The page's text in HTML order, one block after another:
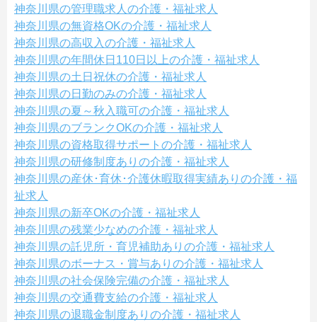
神奈川県の管理職求人の介護・福祉求人
神奈川県の無資格OKの介護・福祉求人
神奈川県の高収入の介護・福祉求人
神奈川県の年間休日110日以上の介護・福祉求人
神奈川県の土日祝休の介護・福祉求人
神奈川県の日勤のみの介護・福祉求人
神奈川県の夏～秋入職可の介護・福祉求人
神奈川県のブランクOKの介護・福祉求人
神奈川県の資格取得サポートの介護・福祉求人
神奈川県の研修制度ありの介護・福祉求人
神奈川県の産休･育休･介護休暇取得実績ありの介護・福
祉求人
神奈川県の新卒OKの介護・福祉求人
神奈川県の残業少なめの介護・福祉求人
神奈川県の託児所・育児補助ありの介護・福祉求人
神奈川県のボーナス・賞与ありの介護・福祉求人
神奈川県の社会保険完備の介護・福祉求人
神奈川県の交通費支給の介護・福祉求人
神奈川県の退職金制度ありの介護・福祉求人